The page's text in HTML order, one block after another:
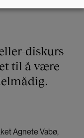
diskurs
til å være
Agnete Vabø,